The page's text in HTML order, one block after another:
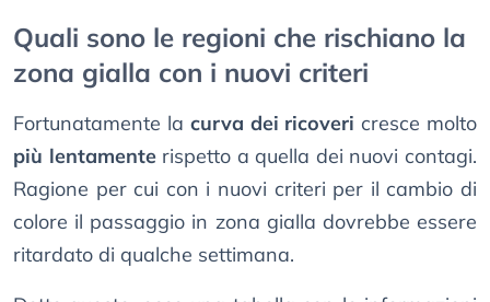
Quali sono le regioni che rischiano la
zona gialla con i nuovi criteri
Fortunatamente la curva dei ricoveri cresce molto
più lentamenterispetto a quella dei nuovi contagi.
Ragione per cui con i nuovi criteri per il cambio di
colore il passaggio in zona gialla dovrebbe essere
ritardato di qualche settimana.